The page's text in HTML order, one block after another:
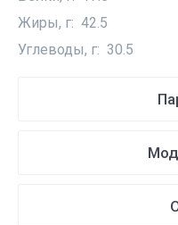
Жиры, г: 42.5
Углеводы, г: 30.5